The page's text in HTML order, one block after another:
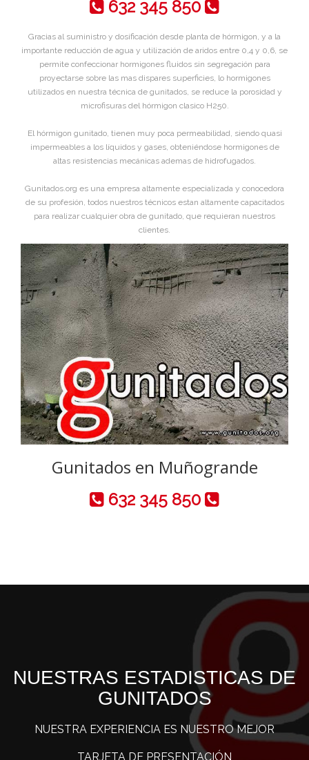
632 345 850
Gracias al suministro y dosificación desde planta de hórmigon, y a la
importante reducción de agua y utilización de aridos entre 0,4 y 0,6, se
permite confeccionar hormigones fluidos sin segregación para
proyectarse sobre las mas dispares superficies, lo hormigones
utilizados en nuestra técnica de gunitados, se reduce la porosidad y
microfisuras del hórmigon clasico H250.
El hórmigon gunitado, tienen muy poca permeabilidad, siendo quasi
impermeables a los líquidos y gases, obteniéndose hormigones de
altas resistencias mecánicas ademas de hidrofugados.
Gunitados.org es una empresa altamente especializada y conocedora
de su profesión, todos nuestros técnicos estan altamente capacitados
para realizar cualquier obra de gunitado, que requieran nuestros
clientes.
Gunitados en Muñogrande
632 345 850
NUESTRAS ESTADISTICAS DE
GUNITADOS
NUESTRA EXPERIENCIA ES NUESTRO MEJOR
TARJETA DE PRESENTACIÓN